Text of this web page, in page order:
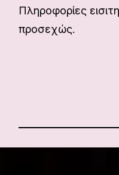
Πληροφορίες
προσεχώς.